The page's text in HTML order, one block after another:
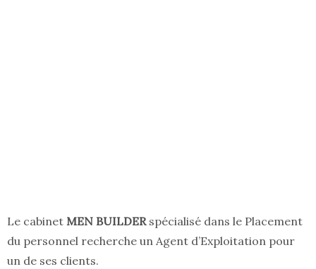
Le cabinet MEN BUILDERspécialisé dans le Placement
du personnel recherche un Agent d’Exploitation pour
un de ses clients.